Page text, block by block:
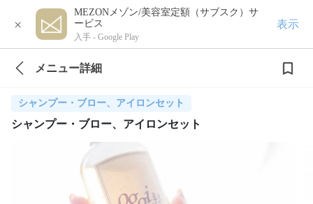
×
MEZONメゾン/美容室定額（サブスク）サ
ービス
入手 - Google Play
表示
メニュー詳細
シャンプー・ブロー、アイロンセット
シャンプー・ブロー、アイロンセット